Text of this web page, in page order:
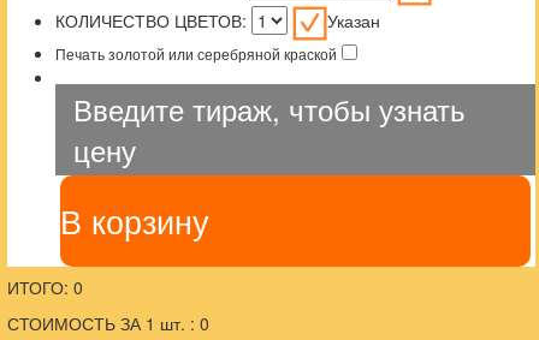
КОЛИЧЕСТВО ЦВЕТОВ:
Указан
Печать золотой или серебряной краской
Введите тираж, чтобы узнать
цену
В корзину
ИТОГО: 0
СТОИМОСТЬ ЗА 1 шт. : 0